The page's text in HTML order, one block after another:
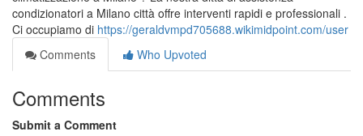
condizionatori a Milano città offre interventi rapidi e professionali .
Ci occupiamo di https://geraldvmpd705688.wikimidpoint.com/user
Comments
Who Upvoted
Comments
Submit a Comment